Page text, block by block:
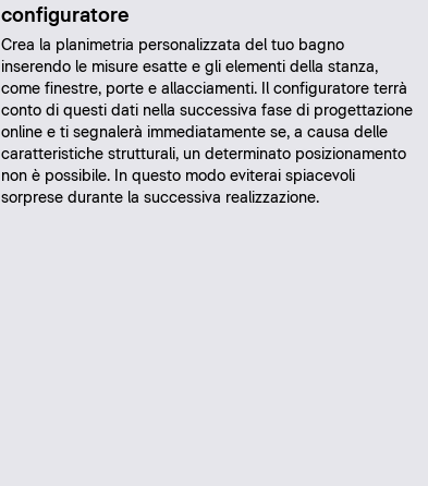
configuratore
Crea la planimetria personalizzata del tuo bagno
inserendo le misure esatte e gli elementi della stanza,
come finestre, porte e allacciamenti. Il configuratore terrà
conto di questi dati nella successiva fase di progettazione
online e ti segnalerà immediatamente se, a causa delle
caratteristiche strutturali, un determinato posizionamento
non è possibile. In questo modo eviterai spiacevoli
sorprese durante la successiva realizzazione.